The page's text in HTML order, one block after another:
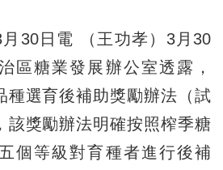
日電 （王功孝）3月30
區糖業發展辦公室透露，
種選育後補助獎勵辦法（試
該獎勵辦法明確按照榨季糖
個等級對育種者進行後補